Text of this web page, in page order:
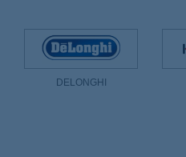
DELONGHI